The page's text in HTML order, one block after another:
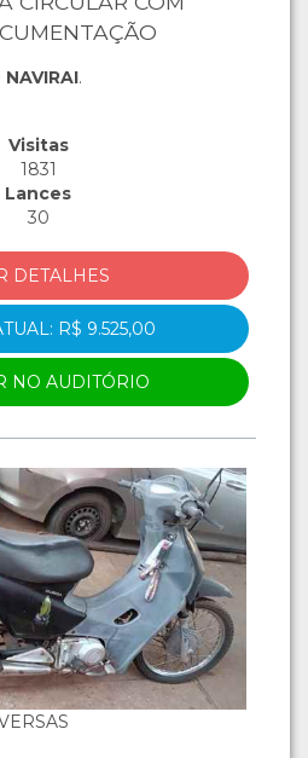
NAVIRAI.
Visitas
1831
Lances
30
DETALHES
R$ 9.525,00
NO AUDITÓRIO